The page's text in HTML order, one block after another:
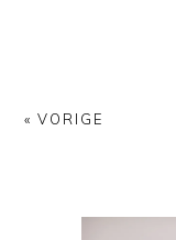
« VORIGE